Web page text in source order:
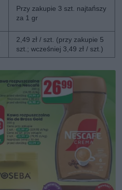
Przy zakupie 3 szt. najtańszy
za 1 gr
2,49 zł / szt. (przy zakupie 5
szt.; wcześniej 3,49 zł / szt.)